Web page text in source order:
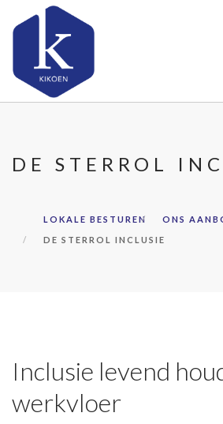
DE STERROL
LOKALE BESTUREN ONS
DE STERROL INCLUSIE
Inclusie levend
werkvloer